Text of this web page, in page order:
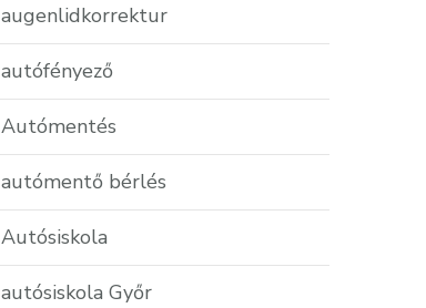
augenlidkorrektur
autófényező
Autómentés
autómentő bérlés
Autósiskola
autósiskola Győr